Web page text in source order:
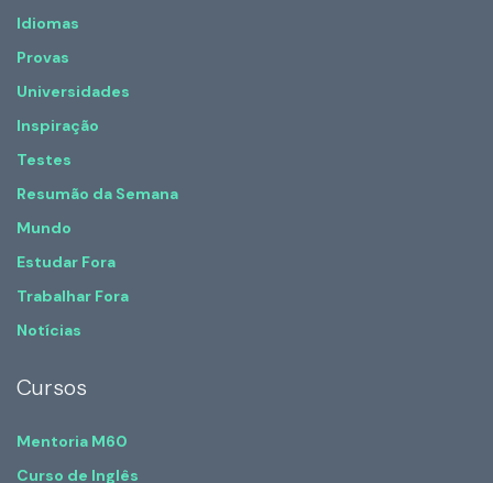
Idiomas
Provas
Universidades
Inspiração
Testes
Resumão da Semana
Mundo
Estudar Fora
Trabalhar Fora
Notícias
Cursos
Mentoria M60
Curso de Inglês